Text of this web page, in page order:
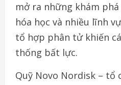
mở ra những khám
hóa học và nhiều lĩnh
tổ hợp phân tử khiến
thống bất lực.
Quỹ Novo Nordisk – tổ